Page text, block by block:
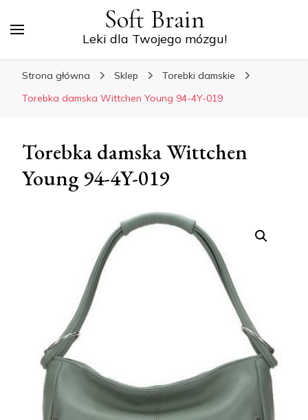
Soft Brain
Leki dla Twojego mózgu!
Strona główna Sklep
Torebki damskie
Torebka damska Wittchen Young 94-4Y-019
Torebka damska Wittchen
Young 94-4Y-019